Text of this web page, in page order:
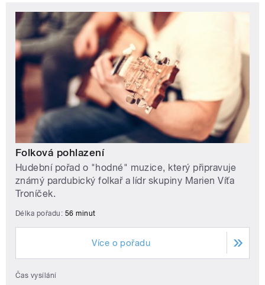
Folková pohlazení
Hudební pořad o "hodné" muzice, který připravuje
známý pardubický folkař a lídr skupiny Marien Víťa
Troníček.
Délka pořadu: 56 minut
Více o pořadu
Čas vysílání